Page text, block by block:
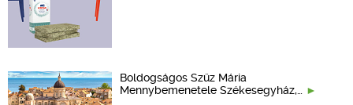
Boldogságos Szűz Mária
Mennybemenetele Székesegyház,…